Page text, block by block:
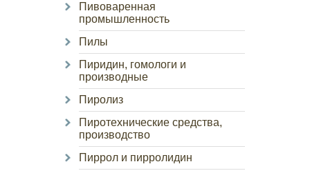
Пивоваренная
промышленность
Пилы
Пиридин, гомологи и
производные
Пиролиз
Пиротехнические средства,
производство
Пиррол и пирролидин